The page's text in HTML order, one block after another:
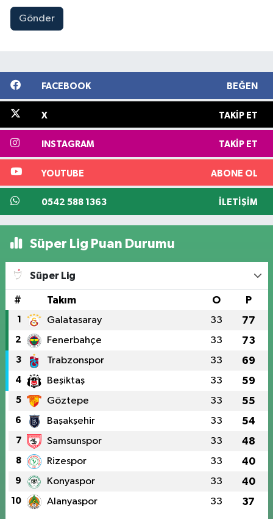
Gönder
FACEBOOK BEĞEN
X TAKIP ET
INSTAGRAM TAKIP ET
YOUTUBE ABONE OL
0542 588 1363 İLETIŞIM
Süper Lig Puan Durumu
Süper Lig
# Takım O P
1 Galatasaray 33 77
2 Fenerbahçe 33 73
3 Trabzonspor 33 69
4 Beşiktaş 33 59
5 Göztepe 33 55
6 Başakşehir 33 54
7 Samsunspor 33 48
8 Rizespor 33 40
9 Konyaspor 33 40
10 Alanyaspor 33 37